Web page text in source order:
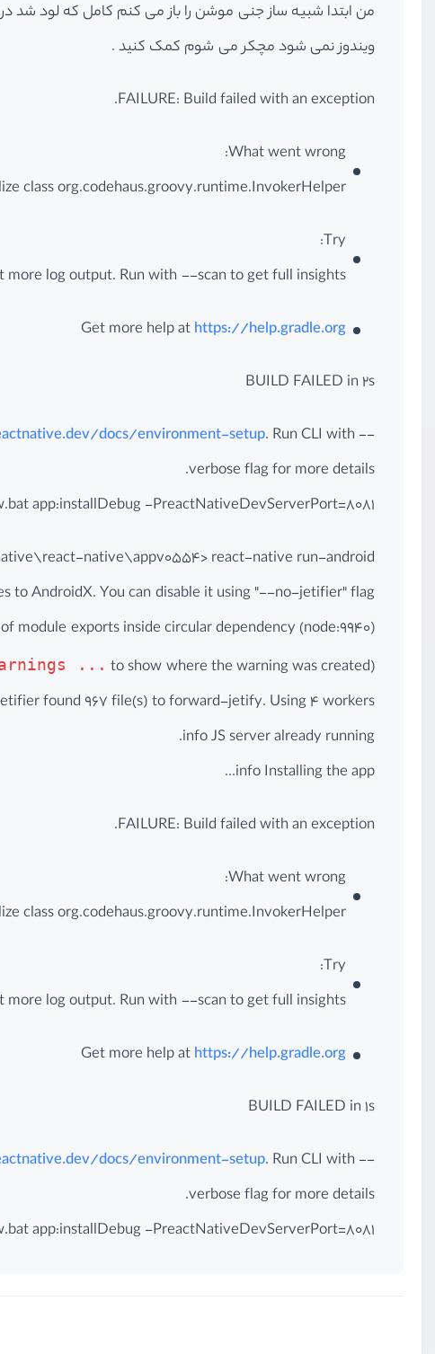
ویندوز نمی شود مچکر می شوم کمک کنید .
FAILURE: Build failed with an exception.
What went wrong:
class org.codehaus.groovy.runtime.InvokerHelper
Try:
log output. Run with --scan to get full insights.
Get more help athttps://help.gradle.org
BUILD FAILED in 2s
docs/environment-setup. Run CLI with --
verbose flag for more details.
app:installDebug -PreactNativeDevServerPort=8081
native\appv0554> react-native run-android
to AndroidX. You can disable it using "--no-jetifier" flag.
(node:9940) Warning: Accessing non-existent property 'padLevels' of module exports inside circular dependency
(Use
... to show where the warning was created)
found 967 file(s) to forward-jetify. Using 4 workers...
info JS server already running.
info Installing the app...
FAILURE: Build failed with an exception.
What went wrong:
class org.codehaus.groovy.runtime.InvokerHelper
Try:
log output. Run with --scan to get full insights.
Get more help athttps://help.gradle.org
BUILD FAILED in 1s
docs/environment-setup. Run CLI with --
verbose flag for more details.
app:installDebug -PreactNativeDevServerPort=8081